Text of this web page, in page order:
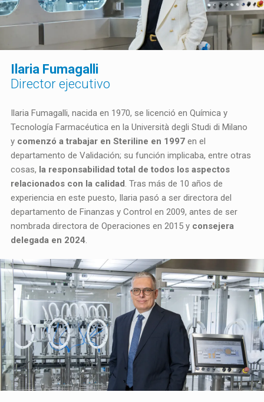
Ilaria Fumagalli
Director ejecutivo
Ilaria Fumagalli, nacida en 1970, se licenció en Química y
Tecnología Farmacéutica en la Università degli Studi di Milano
y comenzó a trabajar en Steriline en 1997en el
departamento de Validación; su función implicaba, entre otras
cosas, la responsabilidad total de todos los aspectos
relacionados con la calidad. Tras más de 10 años de
experiencia en este puesto, Ilaria pasó a ser directora del
departamento de Finanzas y Control en 2009, antes de ser
nombrada directora de Operaciones en 2015 y consejera
delegada en 2024.